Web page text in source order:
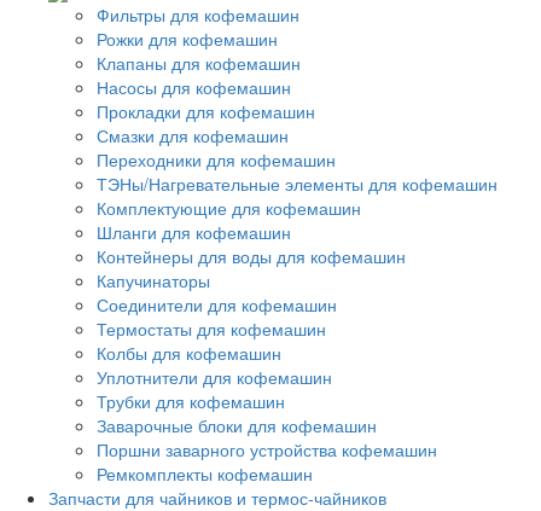
Фильтры для кофемашин
Рожки для кофемашин
Клапаны для кофемашин
Насосы для кофемашин
Прокладки для кофемашин
Смазки для кофемашин
Переходники для кофемашин
ТЭНы/Нагревательные элементы для кофемашин
Комплектующие для кофемашин
Шланги для кофемашин
Контейнеры для воды для кофемашин
Капучинаторы
Соединители для кофемашин
Термостаты для кофемашин
Колбы для кофемашин
Уплотнители для кофемашин
Трубки для кофемашин
Заварочные блоки для кофемашин
Поршни заварного устройства кофемашин
Ремкомплекты кофемашин
Запчасти для чайников и термос-чайников